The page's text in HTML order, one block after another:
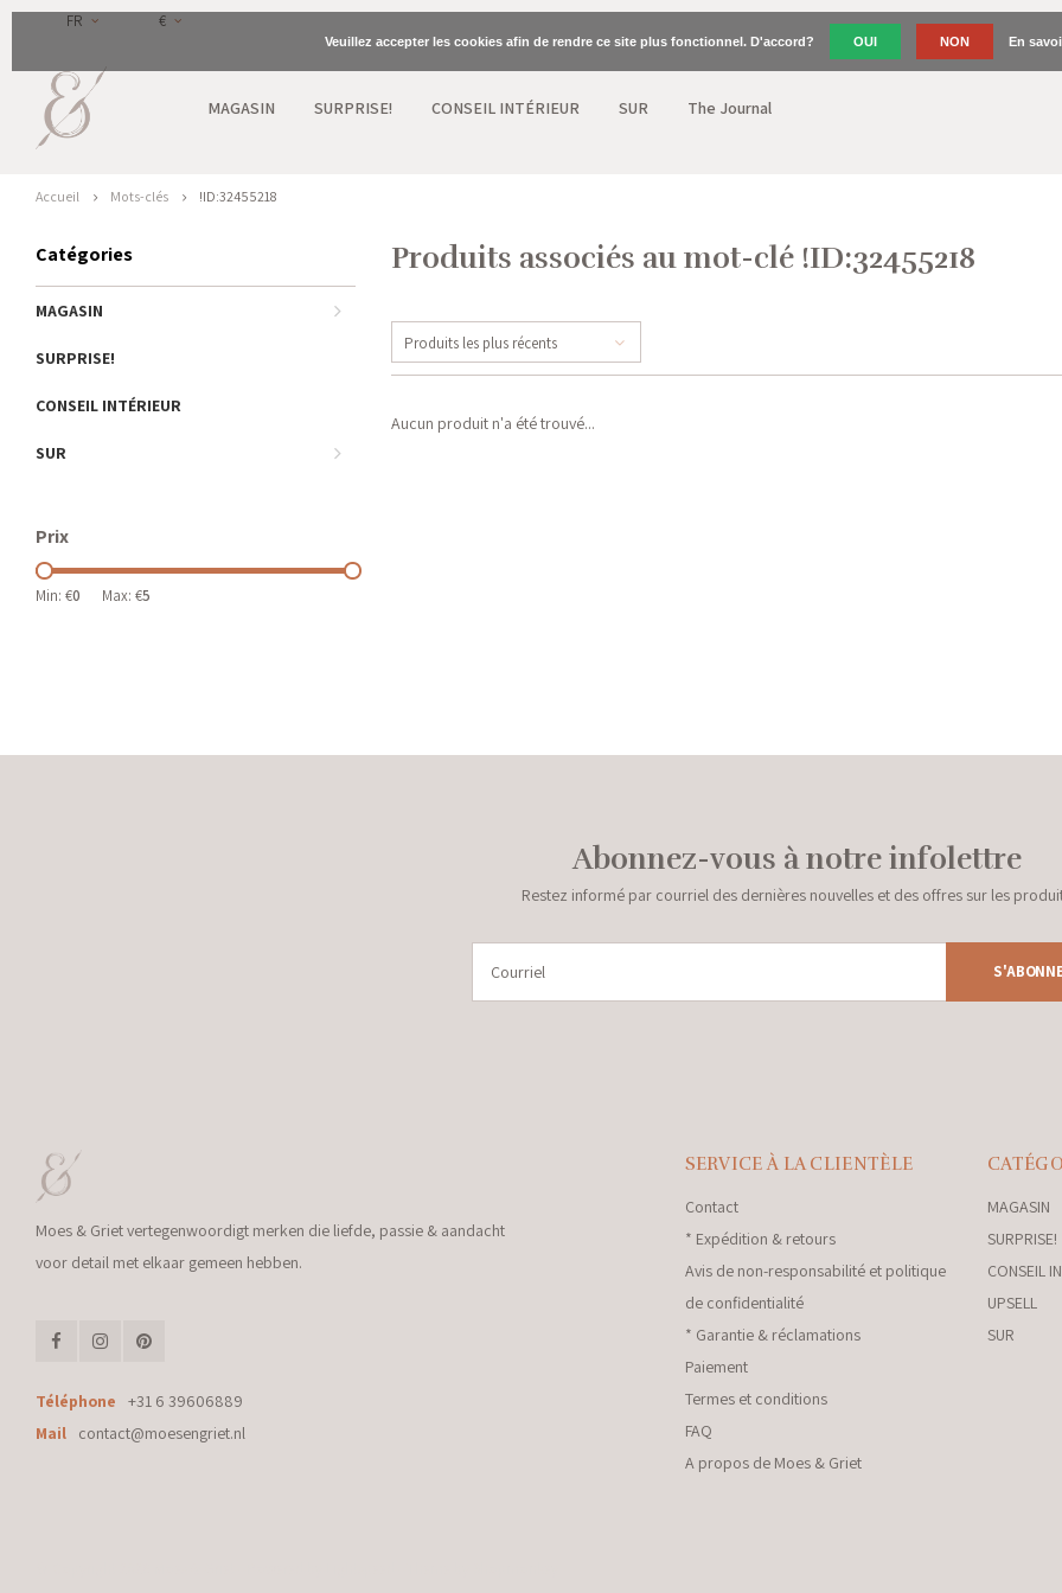
FR €
MAGASIN SURPRISE! CONSEIL INTÉRIEUR SUR The Journal
Accueil Mots-clés !ID:32455218
Catégories
MAGASIN
SURPRISE!
CONSEIL INTÉRIEUR
SUR
Prix
Min: €0 Max: €5
Produits associés au mot-clé !ID:32455218
Produits les plus récents
Aucun produit n'a été trouvé...
Abonnez-vous à notre infolettre
Restez informé par courriel des dernières nouvelles et des offres sur les
Moes & Griet vertegenwoordigt merken die liefde, passie & aandacht
voor detail met elkaar gemeen hebben.
Téléphone
+31 6 39606889
Mail
contact@moesengriet.nl
SERVICE À LA CLIENTÈLE
Contact
* Expédition & retours
Avis de non-responsabilité et politique
de confidentialité
* Garantie & réclamations
Paiement
Termes et conditions
FAQ
A propos de Moes & Griet
MAGASIN
SURPRISE!
CONSEIL
UPSELL
SUR
Veuillez accepter les cookies afin de rendre ce site plus fonctionnel. D'accord? OUI NON En